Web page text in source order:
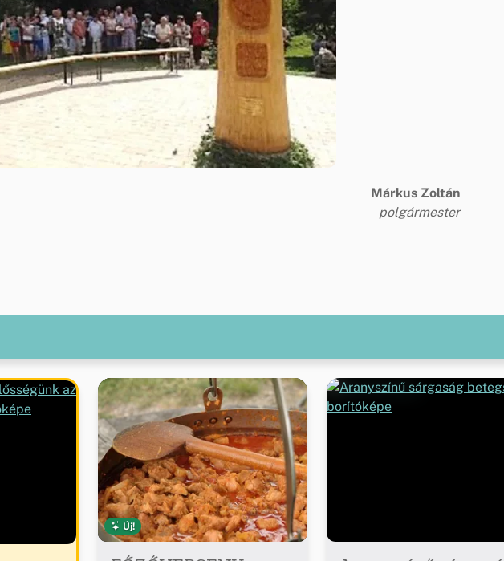
Márkus Zoltán
polgármester
Új!